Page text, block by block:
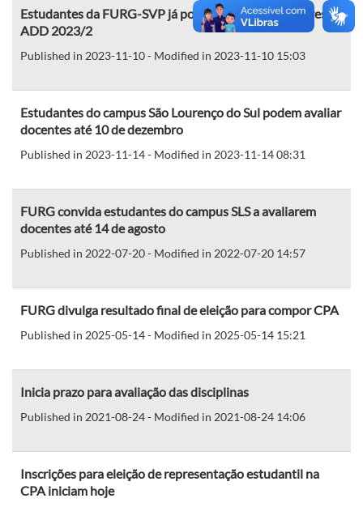
Estudantes da FURG-SVP já podem avaliar professores na
ADD 2023/2
Published in 2023-11-10 - Modified in 2023-11-10 15:03
Estudantes do campus São Lourenço do Sul podem avaliar
docentes até 10 de dezembro
Published in 2023-11-14 - Modified in 2023-11-14 08:31
FURG convida estudantes do campus SLS a avaliarem
docentes até 14 de agosto
Published in 2022-07-20 - Modified in 2022-07-20 14:57
FURG divulga resultado final de eleição para compor CPA
Published in 2025-05-14 - Modified in 2025-05-14 15:21
Inicia prazo para avaliação das disciplinas
Published in 2021-08-24 - Modified in 2021-08-24 14:06
Inscrições para eleição de representação estudantil na
CPA iniciam hoje